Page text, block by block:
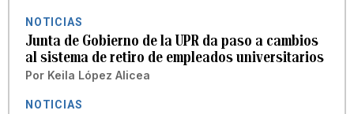
NOTICIAS
Junta de Gobierno de la UPR da paso a cambios
al sistema de retiro de empleados universitarios
Por Keila López Alicea
NOTICIAS